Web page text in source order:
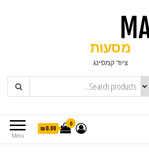
מסעות
ציוד קמפינג
Menu
0
₪0.00